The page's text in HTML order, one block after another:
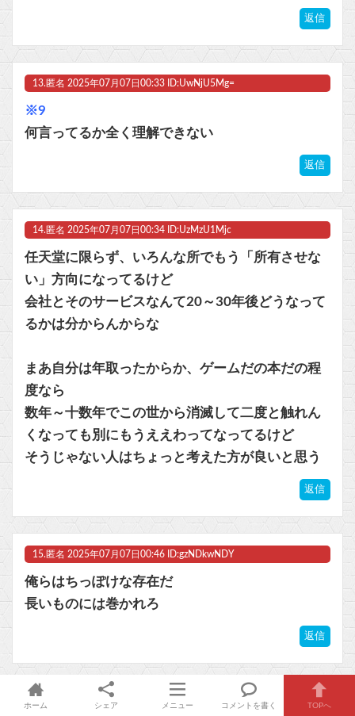
返信
13. 匿名 2025年07月07日00:33 ID:UwNjU5Mg=
※9
何言ってるか全く理解できない
返信
14. 匿名 2025年07月07日00:34 ID:UzMzU1Mjc
任天堂に限らず、いろんな所でもう「所有させな
い」方向になってるけど
会社とそのサービスなんて20～30年後どうなって
るかは分からんからな
まあ自分は年取ったからか、ゲームだの本だの程
度なら
数年～十数年でこの世から消滅して二度と触れん
くなっても別にもうええわってなってるけど
そうじゃない人はちょっと考えた方が良いと思う
返信
15. 匿名 2025年07月07日00:46 ID:gzNDkwNDY
俺らはちっぽけな存在だ
長いものには巻かれろ
返信
16. 2025年07月07日00:56 ID:A5NTA3MTA
ホーム シェア メニュー コメントを書く TOPへ